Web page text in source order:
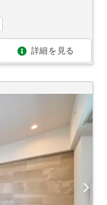
詳細を見る